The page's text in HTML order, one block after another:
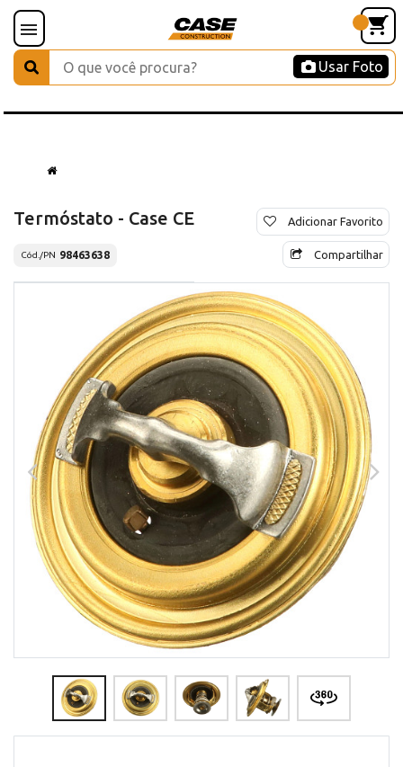
Usar Foto
Termóstato - Case CE
Cód./PN 98463638
Adicionar Favorito
Compartilhar